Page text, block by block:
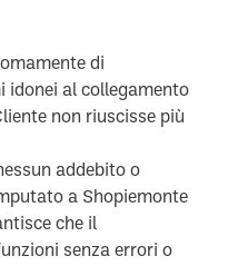
di
idonei al collegamento
non riuscisse più
addebito o
a Shopiemonte
che il
senza errori o